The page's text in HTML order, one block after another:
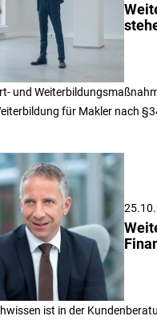
und
für Makler nach
ist in der